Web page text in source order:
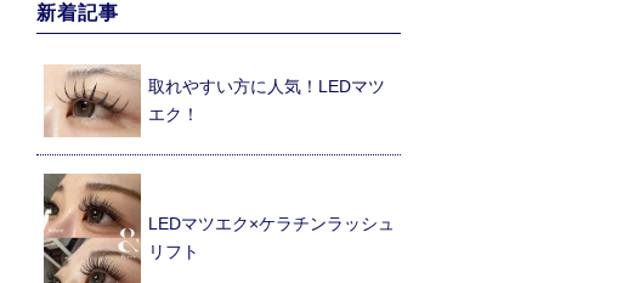
新着記事
取れやすい方に人気！LEDマツ
エク！
LEDマツエク×ケラチンラッシュ
リフト